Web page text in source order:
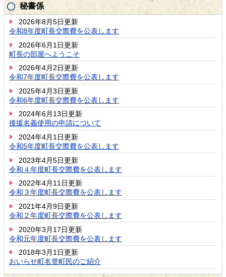
秘書係
2026年8月5日更新
令和8年度町長交際費を公表します
2026年6月1日更新
町長の部屋へようこそ
2026年4月2日更新
令和7年度町長交際費を公表します
2025年4月3日更新
令和6年度町長交際費を公表します
2024年6月13日更新
後援名義使用の申請について
2024年4月1日更新
令和5年度町長交際費を公表します
2023年4月5日更新
令和４年度町長交際費を公表します
2022年4月11日更新
令和３年度町長交際費を公表します
2021年4月9日更新
令和２年度町長交際費を公表します
2020年3月17日更新
令和元年度町長交際費を公表します
2018年3月1日更新
おいらせ町名誉町民のご紹介